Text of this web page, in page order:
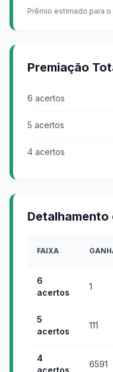
Prêmio estimado para
Premiação
6 acertos
5 acertos
4 acertos
Detalhamento
FAIXA
6
acertos
1
5
acertos
111
4
acertos
6591